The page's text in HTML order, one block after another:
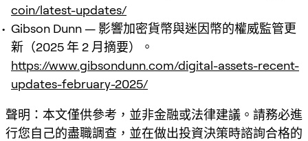
coin/latest-updates/
Gibson Dunn — 影響加密貨幣與迷因幣的權威監管更
新（2025 年 2 月摘要）。
https://www.gibsondunn.com/digital-assets-recent-
updates-february-2025/
聲明：本文僅供參考，並非金融或法律建議。請務必進
行您自己的盡職調查，並在做出投資決策時諮詢合格的